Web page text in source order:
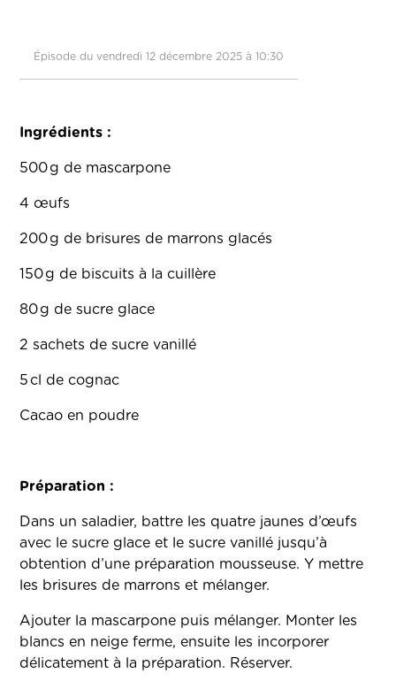
Épisode du vendredi 12 décembre 2025 à 10:30
Ingrédients :
500 g de mascarpone
4 œufs
200 g de brisures de marrons glacés
150 g de biscuits à la cuillère
80 g de sucre glace
2 sachets de sucre vanillé
5 cl de cognac
Cacao en poudre
Préparation :
Dans un saladier, battre les quatre jaunes d’œufs
avec le sucre glace et le sucre vanillé jusqu’à
obtention d’une préparation mousseuse. Y mettre
les brisures de marrons et mélanger.
Ajouter la mascarpone puis mélanger. Monter les
blancs en neige ferme, ensuite les incorporer
délicatement à la préparation. Réserver.